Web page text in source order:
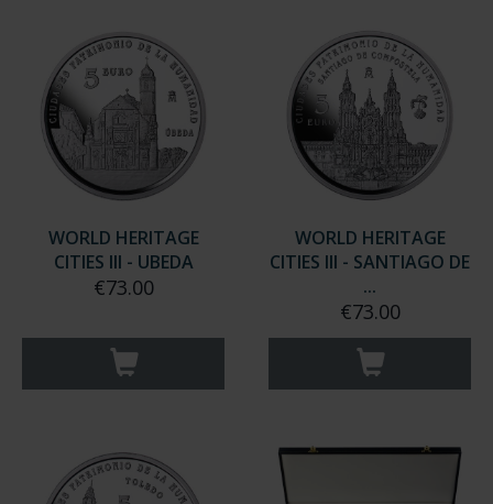
WORLD HERITAGE
CITIES III - UBEDA
€73.00
WORLD HERITAGE
CITIES III - SANTIAGO DE
...
€73.00